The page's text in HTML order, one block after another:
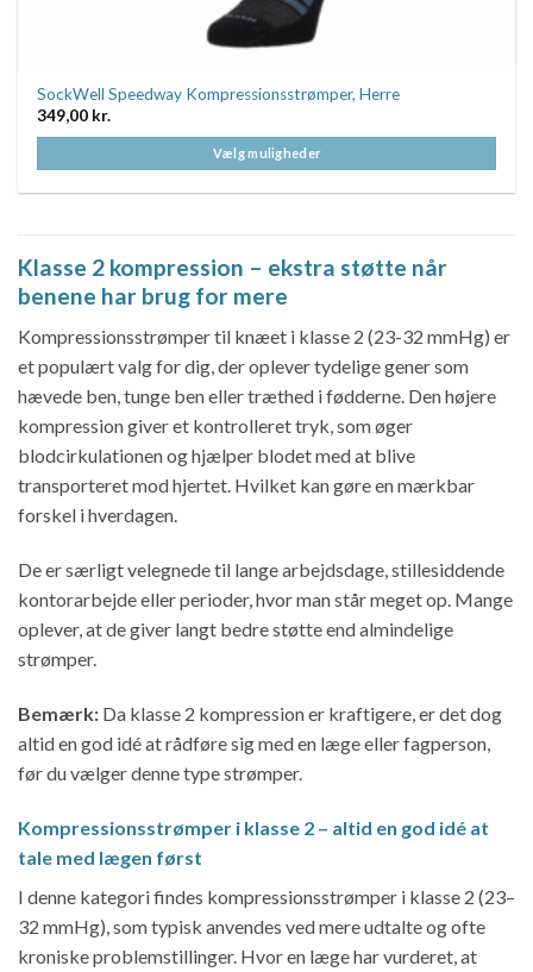
SockWell Speedway Kompressionsstrømper, Herre
349,00 kr.
Vælg muligheder
flere
varianter.
Mulighederne
kan
på
varesiden
Klasse 2 kompression – ekstra støtte når
benene har brug for mere
Kompressionsstrømper til knæet i klasse 2 (23-32 mmHg) er
et populært valg for dig, der oplever tydelige gener som
hævede ben, tunge ben eller træthed i fødderne. Den højere
kompression giver et kontrolleret tryk, som øger
blodcirkulationen og hjælper blodet med at blive
transporteret mod hjertet. Hvilket kan gøre en mærkbar
forskel i hverdagen.
De er særligt velegnede til lange arbejdsdage, stillesiddende
kontorarbejde eller perioder, hvor man står meget op. Mange
oplever, at de giver langt bedre støtte end almindelige
strømper.
Bemærk: Da klasse 2 kompression er kraftigere, er det dog
altid en god idé at rådføre sig med en læge eller fagperson,
før du vælger denne type strømper.
Kompressionsstrømper i klasse 2 – altid en god idé at
tale med lægen først
I denne kategori findes kompressionsstrømper i klasse 2 (23–
32 mmHg), som typisk anvendes ved mere udtalte og ofte
kroniske problemstillinger. Hvor en læge har vurderet, at